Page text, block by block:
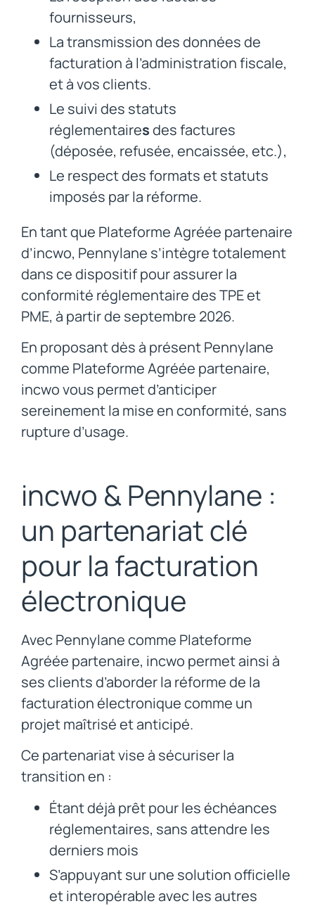
fournisseurs,
La transmission des données de
facturation à l’administration fiscale,
et à vos clients.
Le suivi des statuts
réglementairesdes factures
(déposée, refusée, encaissée, etc.),
Le respect des formats et statuts
imposés par la réforme.
En tant que Plateforme Agréée partenaire
d’incwo, Pennylane s’intègre totalement
dans ce dispositif pour assurer la
conformité réglementaire des TPE et
PME, à partir de septembre 2026.
En proposant dès à présent Pennylane
comme Plateforme Agréée partenaire,
incwo vous permet d’anticiper
sereinement la mise en conformité, sans
rupture d’usage.
incwo & Pennylane :
un partenariat clé
pour la facturation
électronique
Avec Pennylane comme Plateforme
Agréée partenaire, incwo permet ainsi à
ses clients d’aborder la réforme de la
facturation électronique comme un
projet maîtrisé et anticipé.
Ce partenariat vise à sécuriser la
transition en :
Étant déjà prêt pour les échéances
réglementaires, sans attendre les
derniers mois
S’appuyantsur une solution officielle
et interopérable avec les autres